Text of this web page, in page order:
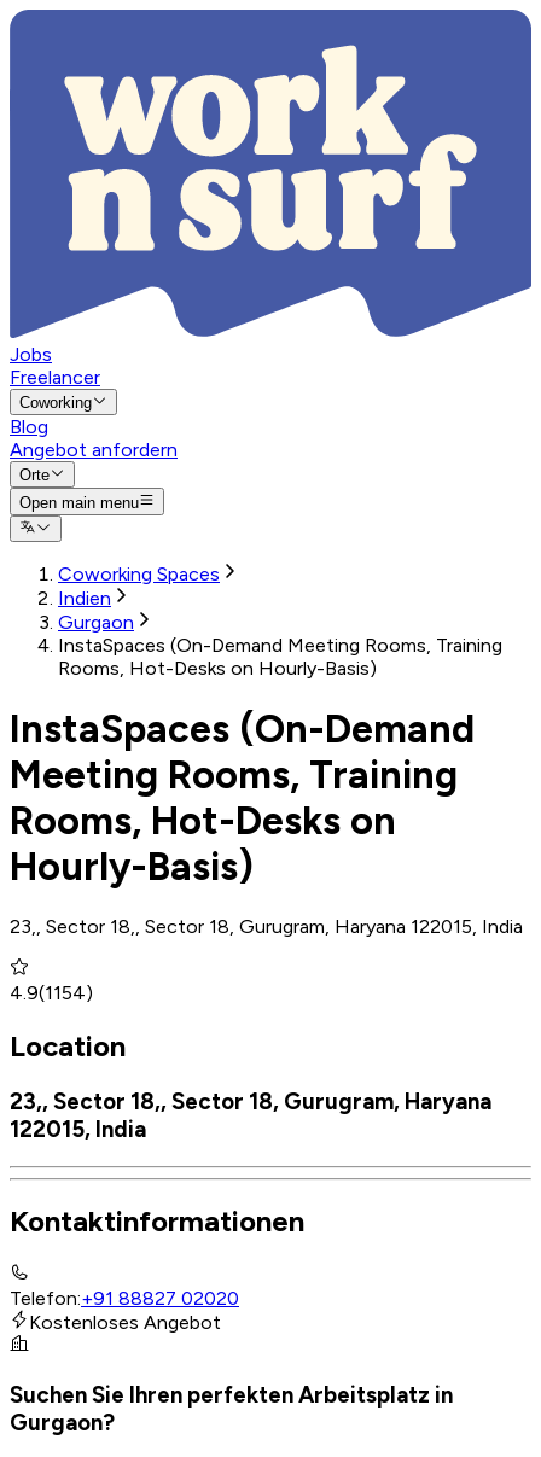
Jobs
Freelancer
Coworking
Blog
Angebot anfordern
Orte
Open main menu
Coworking Spaces
Indien
Gurgaon
InstaSpaces (On-Demand Meeting Rooms, Training
Rooms, Hot-Desks on Hourly-Basis)
InstaSpaces (On-Demand
Meeting Rooms, Training
Rooms, Hot-Desks on
Hourly-Basis)
23,, Sector 18,, Sector 18, Gurugram, Haryana 122015, India
4.9(1154)
Location
23,, Sector 18,, Sector 18, Gurugram, Haryana
122015, India
Kontaktinformationen
Telefon:+91 88827 02020
Kostenloses Angebot
Suchen Sie Ihren perfekten Arbeitsplatz in
Gurgaon?